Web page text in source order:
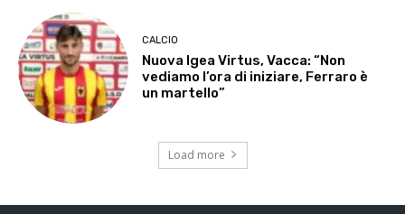
CALCIO
Nuova Igea Virtus, Vacca: “Non
vediamo l’ora di iniziare, Ferraro è
un martello”
Load more